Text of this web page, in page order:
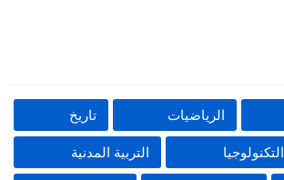
الرياضيات تاريخ
التربية المدنية